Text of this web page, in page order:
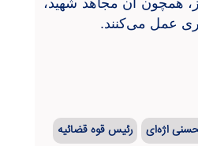
همچون آن مجاهد شهید،
عمل می‌کنند.
اژه‌ای
رئیس قوه قضائیه